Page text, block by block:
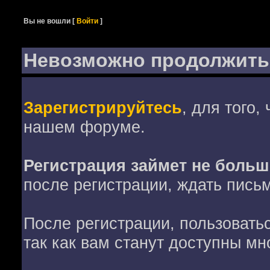
Вы не вошли [Войти ]
Невозможно продолжить
Зарегистрируйтесь, для того,
нашем форуме.
Регистрация займет не
после регистрации, ждать
После регистрации,
так как вам станут доступны